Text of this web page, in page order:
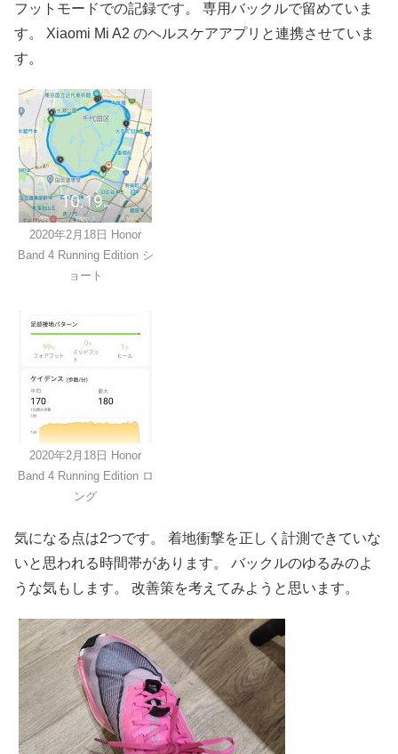
フットモードでの記録です。 専用バックルで留めていま
す。 Xiaomi Mi A2 のヘルスケアアプリと連携させていま
す。
2020年2月18日 Honor
Band 4 Running Edition シ
ョート
2020年2月18日 Honor
Band 4 Running Edition ロ
ング
気になる点は2つです。 着地衝撃を正しく計測できていな
いと思われる時間帯があります。 バックルのゆるみのよ
うな気もします。 改善策を考えてみようと思います。